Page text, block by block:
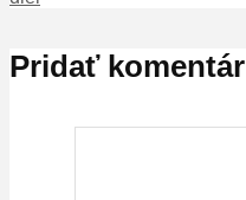
Pridať komentár